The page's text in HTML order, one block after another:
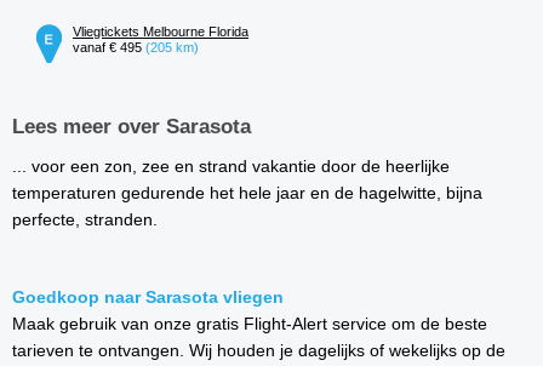
Vliegtickets Melbourne Florida
vanaf € 495 (205 km)
Lees meer over Sarasota
... voor een zon, zee en strand vakantie door de heerlijke
temperaturen gedurende het hele jaar en de hagelwitte, bijna
perfecte, stranden.
Goedkoop naar Sarasota vliegen
Maak gebruik van onze gratis Flight-Alert service om de beste
tarieven te ontvangen. Wij houden je dagelijks of wekelijks op de